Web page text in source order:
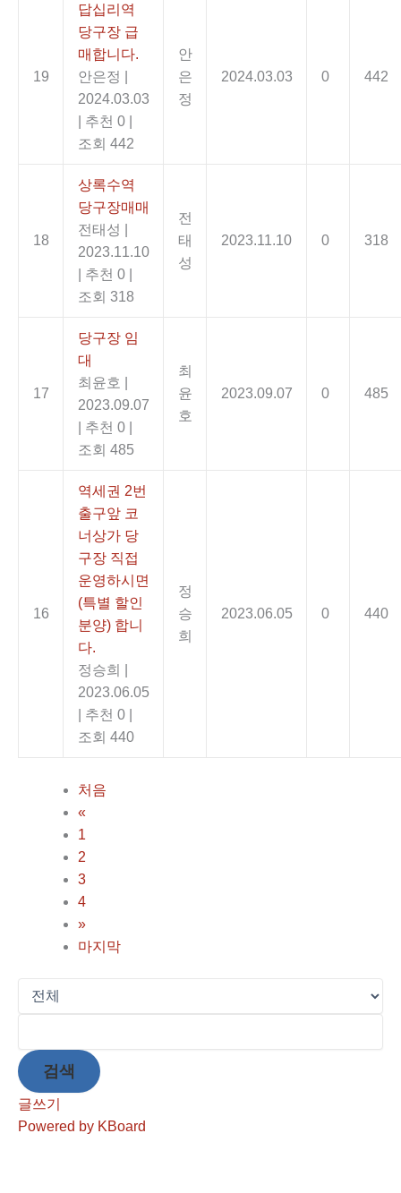
19
답십리역
당구장 급
매합니다.
안은정
2024.03.03
추천 0
조회 442
안
은
정
2024.03.03 0 442
18
상록수역
당구장매매
전태성
2023.11.10
추천 0
조회 318
전
태
성
2023.11.10 0 318
17
당구장 임
대
최윤호
2023.09.07
추천 0
조회 485
최
윤
호
2023.09.07 0 485
16
역세권 2번
출구앞 코
너상가 당
구장 직접
운영하시면
(특별 할인
분양) 합니
다.
정승희
2023.06.05
추천 0
조회 440
정
승
희
2023.06.05 0 440
처음
«
1
2
3
4
»
마지막
검색
글쓰기
Powered by KBoard